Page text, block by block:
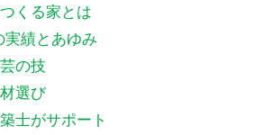
くる家とは
績とあゆみ
の技
選び
士がサポート